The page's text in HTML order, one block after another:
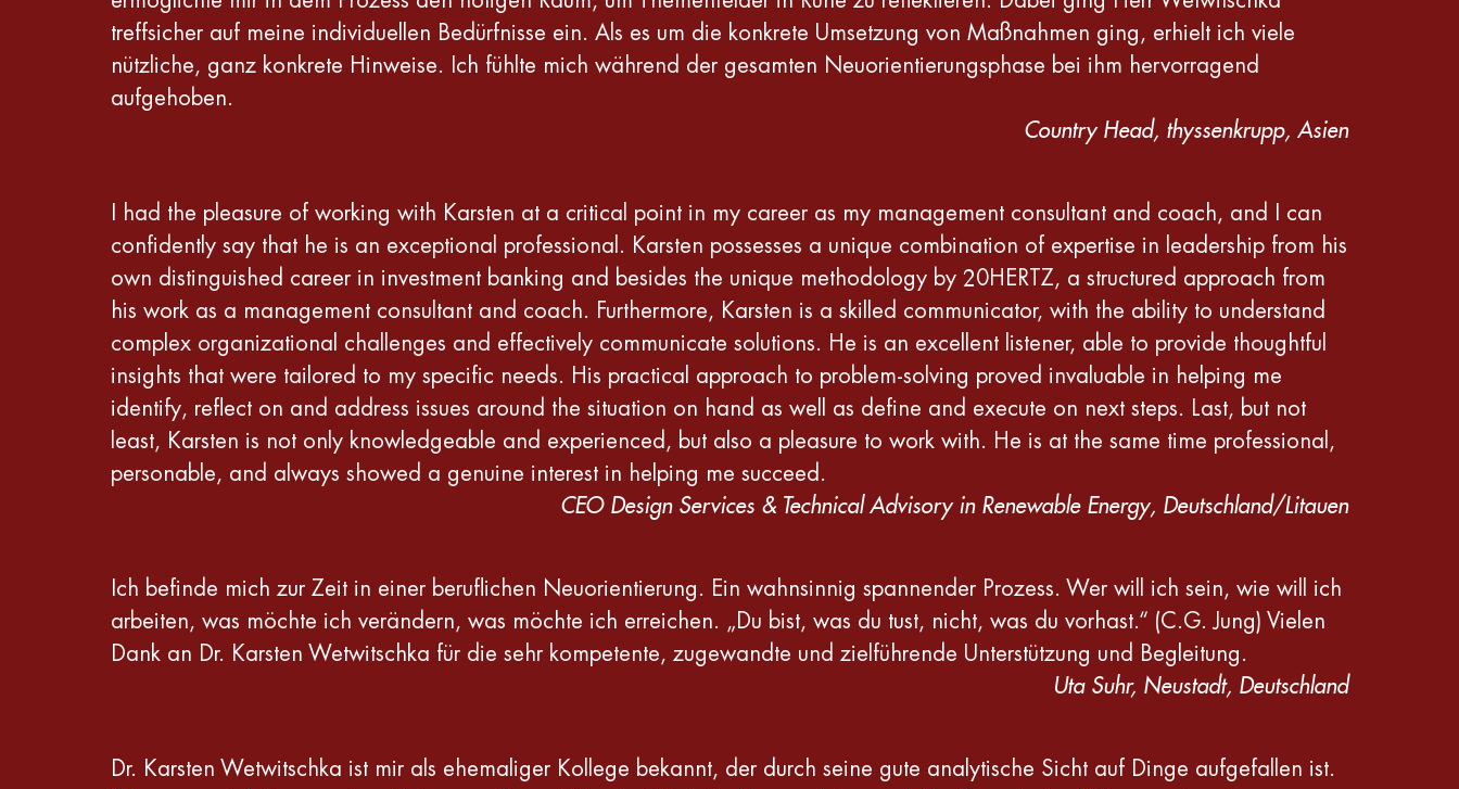
treffsicher auf meine individuellen Bedürfnisse ein. Als es um die konkrete Umsetzung von Maßnahmen ging, erhielt ich viele
nützliche, ganz konkrete Hinweise. Ich fühlte mich während der gesamten Neuorientierungsphase bei ihm hervorragend
aufgehoben.
Country Head, thyssenkrupp, Asien
I had the pleasure of working with Karsten at a critical point in my career as my management consultant and coach, and I can
confidently say that he is an exceptional professional. Karsten possesses a unique combination of expertise in leadership from his
own distinguished career in investment banking and besides the unique methodology by 20HERTZ, a structured approach from
his work as a management consultant and coach. Furthermore, Karsten is a skilled communicator, with the ability to understand
complex organizational challenges and effectively communicate solutions. He is an excellent listener, able to provide thoughtful
insights that were tailored to my specific needs. His practical approach to problem-solving proved invaluable in helping me
identify, reflect on and address issues around the situation on hand as well as define and execute on next steps. Last, but not
least, Karsten is not only knowledgeable and experienced, but also a pleasure to work with. He is at the same time professional,
personable, and always showed a genuine interest in helping me succeed.
CEO Design Services & Technical Advisory in Renewable Energy, Deutschland/Litauen
Ich befinde mich zur Zeit in einer beruflichen Neuorientierung. Ein wahnsinnig spannender Prozess. Wer will ich sein, wie will ich
arbeiten, was möchte ich verändern, was möchte ich erreichen. „Du bist, was du tust, nicht, was du vorhast.“ (C.G. Jung) Vielen
Dank an Dr. Karsten Wetwitschka für die sehr kompetente, zugewandte und zielführende Unterstützung und Begleitung.
Uta Suhr, Neustadt, Deutschland
Dr. Karsten Wetwitschka ist mir als ehemaliger Kollege bekannt, der durch seine gute analytische Sicht auf Dinge aufgefallen ist.